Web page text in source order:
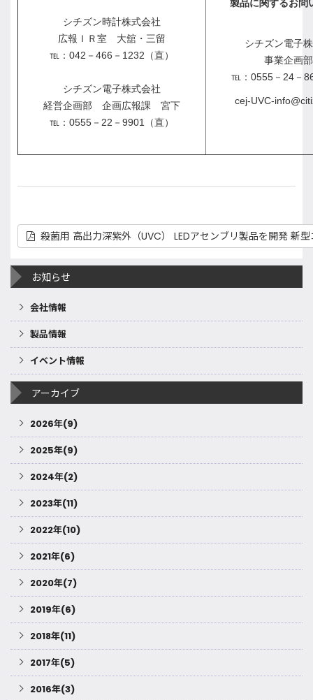
シチズン時計株式会社
広報ＩＲ室 大舘・三留
℡：042－466－1232（直）
シチズン電子株式会社
経営企画部 企画広報課 宮下
℡：0555－22－9901（直）
製品に関するお問
シチズン電子
事業企画
℡：0555－24－
cej-UVC-
殺菌用 高出力深紫外（UVC） LEDアセンブリ製品を開発 新
お知らせ
会社情報
製品情報
イベント情報
アーカイブ
2026年(9)
2025年(9)
2024年(2)
2023年(11)
2022年(10)
2021年(6)
2020年(7)
2019年(6)
2018年(11)
2017年(5)
2016年(3)